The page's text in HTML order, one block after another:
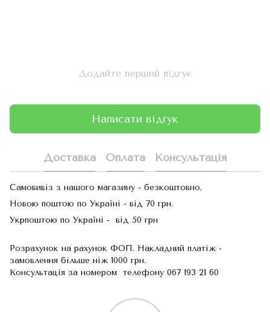
Додайте перший відгук
Написати відгук
Доставка Оплата Консультація
Самовивіз з нашого магазину - безкоштовно.
Новою поштою по Україні - від 70 грн.
Укрпоштою по Україні - від 50 грн
Розрахунок на рахунок ФОП. Накладний платіж -
замовлення більше ніж 1000 грн.
Консультація за номером телефону 067 193 21 60